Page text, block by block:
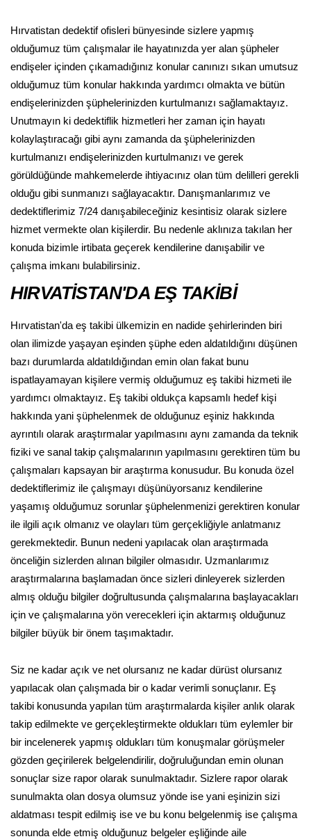
Hırvatistan dedektif ofisleri bünyesinde sizlere yapmış
olduğumuz tüm çalışmalar ile hayatınızda yer alan şüpheler
endişeler içinden çıkamadığınız konular canınızı sıkan umutsuz
olduğumuz tüm konular hakkında yardımcı olmakta ve bütün
endişelerinizden şüphelerinizden kurtulmanızı sağlamaktayız.
Unutmayın ki dedektiflik hizmetleri her zaman için hayatı
kolaylaştıracağı gibi aynı zamanda da şüphelerinizden
kurtulmanızı endişelerinizden kurtulmanızı ve gerek
görüldüğünde mahkemelerde ihtiyacınız olan tüm delilleri gerekli
olduğu gibi sunmanızı sağlayacaktır. Danışmanlarımız ve
dedektiflerimiz 7/24 danışabileceğiniz kesintisiz olarak sizlere
hizmet vermekte olan kişilerdir. Bu nedenle aklınıza takılan her
konuda bizimle irtibata geçerek kendilerine danışabilir ve
çalışma imkanı bulabilirsiniz.
HIRVATİSTAN'DA EŞ TAKİBİ
Hırvatistan'da eş takibi ülkemizin en nadide şehirlerinden biri
olan ilimizde yaşayan eşinden şüphe eden aldatıldığını düşünen
bazı durumlarda aldatıldığından emin olan fakat bunu
ispatlayamayan kişilere vermiş olduğumuz eş takibi hizmeti ile
yardımcı olmaktayız. Eş takibi oldukça kapsamlı hedef kişi
hakkında yani şüphelenmek de olduğunuz eşiniz hakkında
ayrıntılı olarak araştırmalar yapılmasını aynı zamanda da teknik
fiziki ve sanal takip çalışmalarının yapılmasını gerektiren tüm bu
çalışmaları kapsayan bir araştırma konusudur. Bu konuda özel
dedektiflerimiz ile çalışmayı düşünüyorsanız kendilerine
yaşamış olduğumuz sorunlar şüphelenmenizi gerektiren konular
ile ilgili açık olmanız ve olayları tüm gerçekliğiyle anlatmanız
gerekmektedir. Bunun nedeni yapılacak olan araştırmada
önceliğin sizlerden alınan bilgiler olmasıdır. Uzmanlarımız
araştırmalarına başlamadan önce sizleri dinleyerek sizlerden
almış olduğu bilgiler doğrultusunda çalışmalarına başlayacakları
için ve çalışmalarına yön verecekleri için aktarmış olduğunuz
bilgiler büyük bir önem taşımaktadır.
Siz ne kadar açık ve net olursanız ne kadar dürüst olursanız
yapılacak olan çalışmada bir o kadar verimli sonuçlanır. Eş
takibi konusunda yapılan tüm araştırmalarda kişiler anlık olarak
takip edilmekte ve gerçekleştirmekte oldukları tüm eylemler bir
bir incelenerek yapmış oldukları tüm konuşmalar görüşmeler
gözden geçirilerek belgelendirilir, doğruluğundan emin olunan
sonuçlar size rapor olarak sunulmaktadır. Sizlere rapor olarak
sunulmakta olan dosya olumsuz yönde ise yani eşinizin sizi
aldatması tespit edilmiş ise ve bu konu belgelenmiş ise çalışma
sonunda elde etmiş olduğunuz belgeler eşliğinde aile